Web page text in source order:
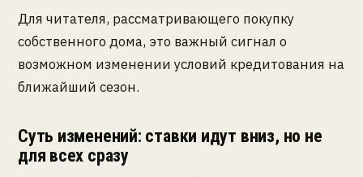
Для читателя, рассматривающего покупку
собственного дома, это важный сигнал о
возможном изменении условий кредитования на
ближайший сезон.
Суть изменений: ставки идут вниз, но не
для всех сразу